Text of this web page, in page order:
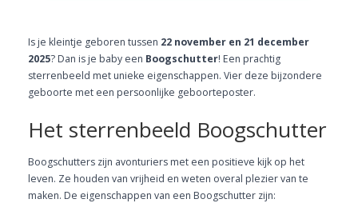
Is je kleintje geboren tussen 22 november en 21 december
2025? Dan is je baby een Boogschutter! Een prachtig
sterrenbeeld met unieke eigenschappen. Vier deze bijzondere
geboorte met een persoonlijke geboorteposter.
Het sterrenbeeld Boogschutter
Boogschutters zijn avonturiers met een positieve kijk op het
leven. Ze houden van vrijheid en weten overal plezier van te
maken. De eigenschappen van een Boogschutter zijn: